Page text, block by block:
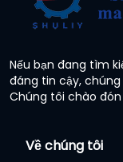
Nếu bạn đang tìm
đáng tin cậy,
Chúng tôi chào
Về chúng tôi